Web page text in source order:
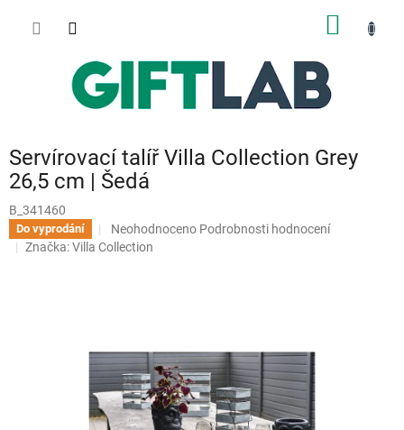
Servírovací talíř Villa Collection Grey
26,5 cm | Šedá
B_341460
Do vyprodání
Průměrné
hodnocení
Neohodnoceno Podrobnosti hodnocení
Značka:Villa Collection